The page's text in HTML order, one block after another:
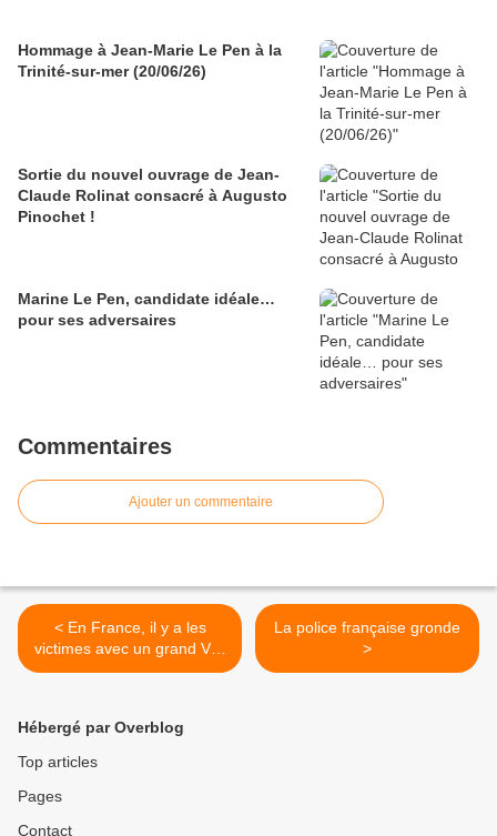
Hommage à Jean-Marie Le Pen à la
Trinité-sur-mer (20/06/26)
Sortie du nouvel ouvrage de Jean-
Claude Rolinat consacré à Augusto
Pinochet !
Marine Le Pen, candidate idéale…
pour ses adversaires
Commentaires
Ajouter un commentaire
< En France, il y a les
victimes avec un grand V…
et les autres
La police française gronde
>
Hébergé par Overblog
Top articles
Pages
Contact